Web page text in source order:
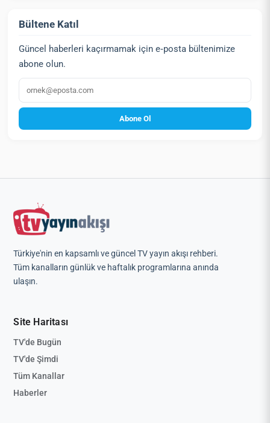
Bültene Katıl
Güncel haberleri kaçırmamak için e‑posta bültenimize
abone olun.
E‑posta
Abone Ol
Türkiye'nin en kapsamlı ve güncel TV yayın akışı rehberi.
Tüm kanalların günlük ve haftalık programlarına anında
ulaşın.
Site Haritası
TV'de Bugün
TV'de Şimdi
Tüm Kanallar
Haberler